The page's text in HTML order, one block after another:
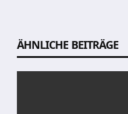
ÄHNLICHE BEITRÄGE